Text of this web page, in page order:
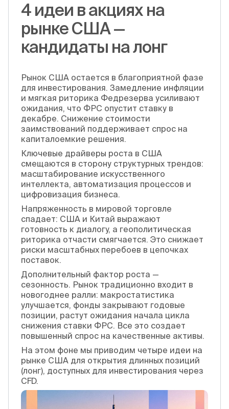
4 идеи в акциях на
рынке США —
кандидаты на лонг
Рынок США остается в благоприятной фазе
для инвестирования. Замедление инфляции
и мягкая риторика Федрезерва усиливают
ожидания, что ФРС опустит ставку в
декабре. Снижение стоимости
заимствований поддерживает спрос на
капиталоемкие решения.
Ключевые драйверы роста в США
смещаются в сторону структурных трендов:
масштабирование искусственного
интеллекта, автоматизация процессов и
цифровизация бизнеса.
Напряженность в мировой торговле
спадает: США и Китай выражают
готовность к диалогу, а геополитическая
риторика отчасти смягчается. Это снижает
риски масштабных перебоев в цепочках
поставок.
Дополнительный фактор роста —
сезонность. Рынок традиционно входит в
новогоднее ралли: макростатистика
улучшается, фонды закрывают годовые
позиции, растут ожидания начала цикла
снижения ставки ФРС. Все это создает
повышенный спрос на качественные активы.
На этом фоне мы приводим четыре идеи на
рынке США для открытия длинных позиций
(лонг), доступных для инвестирования через
CFD.